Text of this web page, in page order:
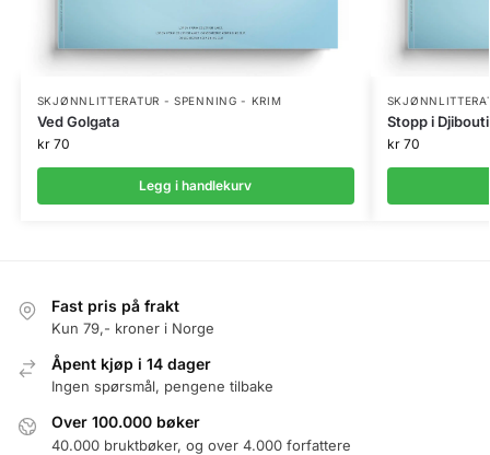
SKJØNNLITTERATUR - SPENNING - KRIM
Ved Golgata
kr70
Legg i handlekurv
Stopp i
kr70
Fast pris på frakt
Kun 79,- kroner i Norge
Åpent kjøp i 14 dager
Ingen spørsmål, pengene tilbake
Over 100.000 bøker
40.000 bruktbøker, og over 4.000 forfattere